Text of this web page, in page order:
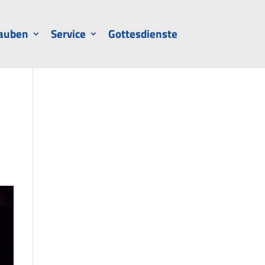
Service Gottesdienste